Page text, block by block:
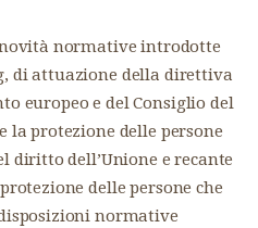
normative introdotte
di attuazione della direttiva
europeo e del Consiglio del
la protezione delle persone
diritto dell’Unione e recante
delle persone che
normative